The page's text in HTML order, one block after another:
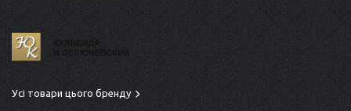
Усі товари цього бренду